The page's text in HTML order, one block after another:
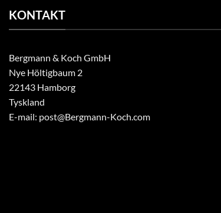
KONTAKT
Bergmann & Koch GmbH
Nye Höltigbaum 2
22143 Hamborg
Tyskland
E-mail: post@Bergmann-Koch.com